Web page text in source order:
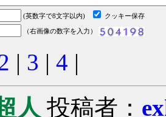
(英数字で8文字以内) クッキー保存
（右画像の数字を入力）
| 3 | 4 |
人 投稿者：